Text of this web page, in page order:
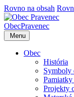
Rovno na obsah
ObecPravenec
Menu
Obec
História
Symboly
Projekty